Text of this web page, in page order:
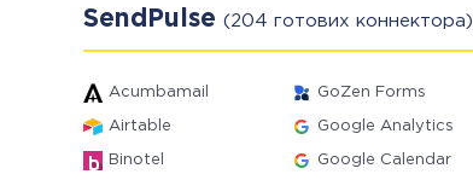
SendPulse (204 готових коннектора)
Acumbamail GoZen Forms
Airtable Google Analytics
Binotel Google Calendar